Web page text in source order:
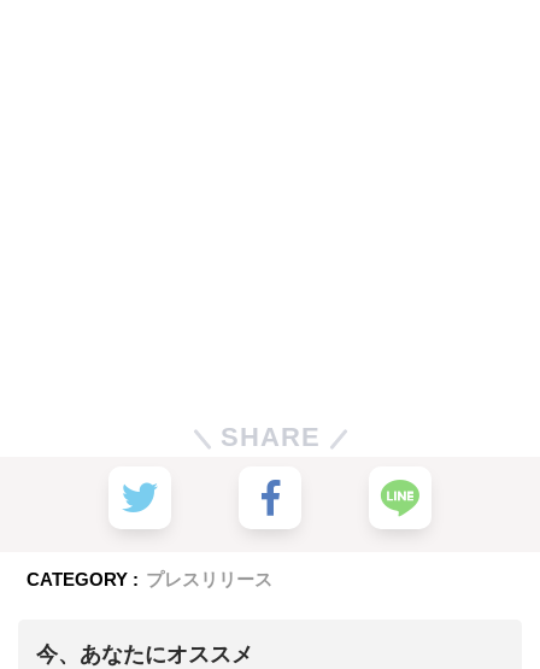
SHARE
CATEGORY : プレスリリース
今、あなたにオススメ